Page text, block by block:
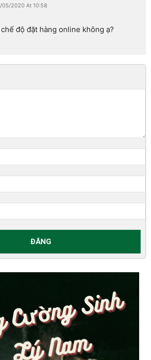
05/2020 At 10:58
độ đặt hàng online không ạ?